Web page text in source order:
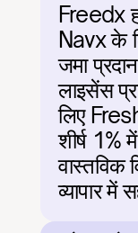
Freedx
Navx के
जमा
लाइसेंस
लिए
शीर्ष 1%
व्यापार में